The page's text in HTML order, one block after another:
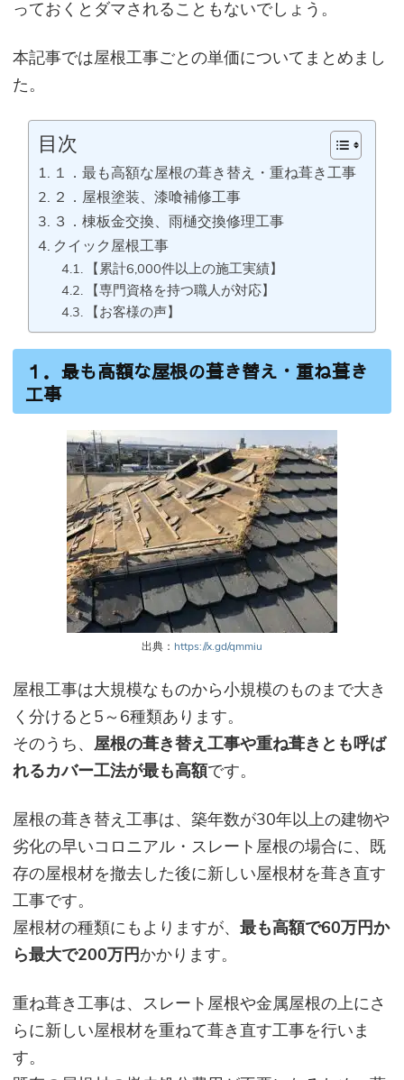
っておくとダマされることもないでしょう。
本記事では屋根工事ごとの単価についてまとめまし
た。
目次
１．最も高額な屋根の葺き替え・重ね葺き工事
２．屋根塗装、漆喰補修工事
３．棟板金交換、雨樋交換修理工事
クイック屋根工事
【累計6,000件以上の施工実績】
【専門資格を持つ職人が対応】
【お客様の声】
１．最も高額な屋根の葺き替え・重ね葺き
工事
出典： https://x.gd/qmmiu
屋根工事は大規模なものから小規模のものまで大き
く分けると5～6種類あります。
そのうち、 屋根の葺き替え工事や重ね葺きとも呼ば
れるカバー工法が最も高額です。
屋根の葺き替え工事は、築年数が30年以上の建物や
劣化の早いコロニアル・スレート屋根の場合に、既
存の屋根材を撤去した後に新しい屋根材を葺き直す
工事です。
屋根材の種類にもよりますが、 最も高額で60万円か
ら最大で200万円かかります。
重ね葺き工事は、スレート屋根や金属屋根の上にさ
らに新しい屋根材を重ねて葺き直す工事を行いま
す。